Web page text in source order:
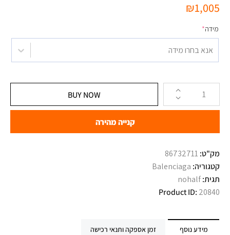
₪1,005
מידה*
אנא בחרו מידה
BUY NOW
קנייה מהירה
מק"ט: 86732711
קטגוריה: Balenciaga
תגית:nohalf
Product ID: 20840
מידע נוסף זמן אספקה ותנאי רכישה